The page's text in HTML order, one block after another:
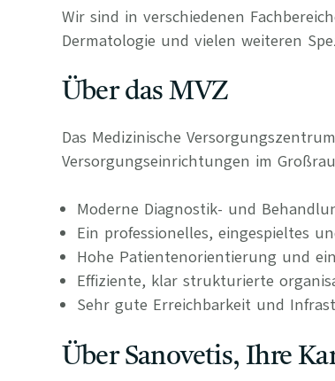
Wir sind in verschiedenen
Dermatologie und vielen weiteren
Über das MVZ
Das Medizinische
Versorgungseinrichtungen im
Moderne Diagnostik- und
Ein professionelles, eingespieltes
Hohe Patientenorientierung und
Effiziente, klar strukturierte
Sehr gute Erreichbarkeit und
Über Sanovetis, Ihre